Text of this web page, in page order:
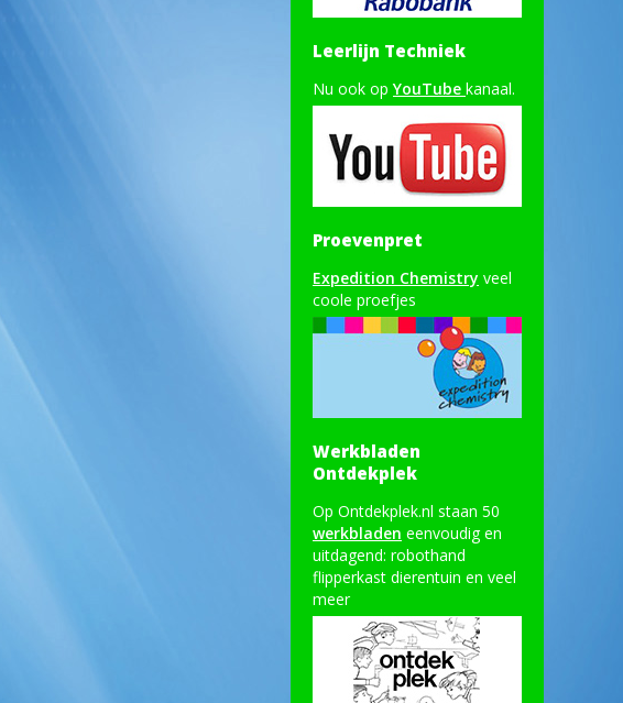
Leerlijn Techniek
Nu ook opYouTube kanaal.
Proevenpret
Expedition Chemistry veel
coole proefjes
Werkbladen
Ontdekplek
Op Ontdekplek.nl staan 50
werkbladen eenvoudig en
uitdagend: robothand
flipperkast dierentuin en veel
meer